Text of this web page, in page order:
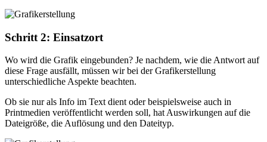
Schritt 2: Einsatzort
Wo wird die Grafik eingebunden? Je nachdem, wie die Antwort auf
diese Frage ausfällt, müssen wir bei der Grafikerstellung
unterschiedliche Aspekte beachten.
Ob sie nur als Info im Text dient oder beispielsweise auch in
Printmedien veröffentlicht werden soll, hat Auswirkungen auf die
Dateigröße, die Auflösung und den Dateityp.